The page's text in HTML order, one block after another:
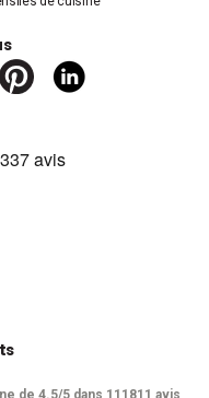
de 4.5/5 dans 111811 avis